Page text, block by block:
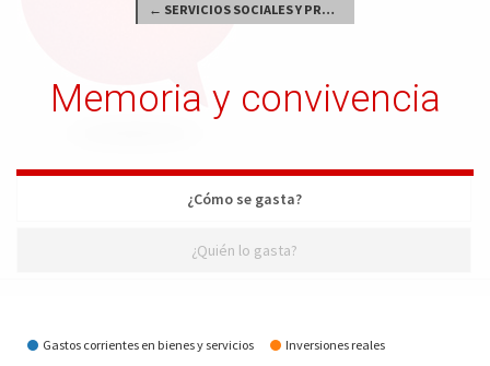
← SERVICIOS SOCIALES Y PROMOCIÓN SOCIAL
Memoria y convivencia
¿Cómo se gasta?
¿Quién lo gasta?
¿Cómo se gasta?
Gastos corrientes en bienes y servicios
Inversiones reales